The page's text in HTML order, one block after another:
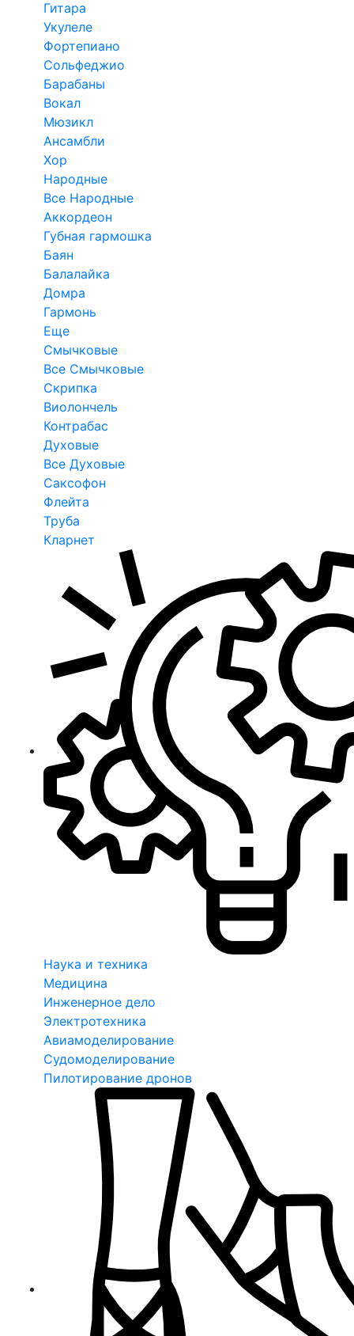
Гитара
Укулеле
Фортепиано
Сольфеджио
Барабаны
Вокал
Мюзикл
Ансамбли
Хор
Народные
Все Народные
Аккордеон
Губная гармошка
Баян
Балалайка
Домра
Гармонь
Еще
Смычковые
Все Смычковые
Скрипка
Виолончель
Контрабас
Духовые
Все Духовые
Саксофон
Флейта
Труба
Кларнет
Наука и техника
Медицина
Инженерное дело
Электротехника
Авиамоделирование
Судомоделирование
Пилотирование дронов